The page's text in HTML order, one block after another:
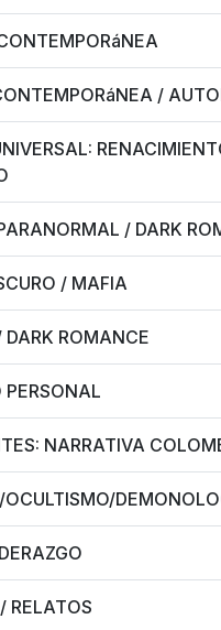
/
/ DARK
/ MAFIA
ROMANCE
PERSONAL
NARRATIVA
OCULTISMO/
RELATOS